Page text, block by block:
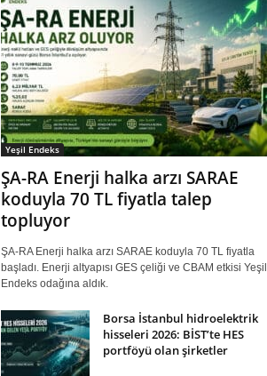
Yeşil Endeks
ŞA-RA Enerji halka arzı SARAE
koduyla 70 TL fiyatla talep
topluyor
ŞA-RA Enerji halka arzı SARAE koduyla 70 TL fiyatla
başladı. Enerji altyapısı GES çeliği ve CBAM etkisi Yeşil
Endeks odağına aldık.
Borsa İstanbul hidroelektrik
hisseleri 2026: BİST’te HES
portföyü olan şirketler